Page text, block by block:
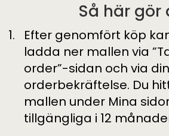
Så här gör
Efter genomfört köp
ladda ner mallen via
order”-sidan och via din
orderbekräftelse. Du
mallen under Mina
tillgängliga i 12